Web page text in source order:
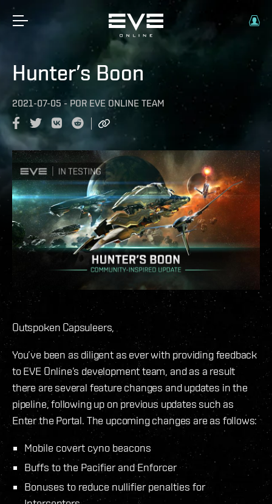
Hunter’s Boon
2021-07-05 - POR EVE ONLINE TEAM
Outspoken Capsuleers,
You’ve been as diligent as ever with providing feedback
to EVE Online’s development team, and as a result
there are several feature changes and updates in the
pipeline, following up on previous updates such as
Enter the Portal. The upcoming changes are as follows:
Mobile covert cyno beacons
Buffs to the Pacifier and Enforcer
Bonuses to reduce nullifier penalties for